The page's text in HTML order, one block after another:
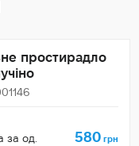
простирадло
за од. 580 грн